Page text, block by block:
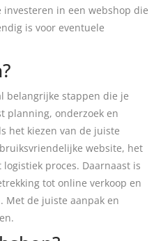
in een webshop die
is voor eventuele
belangrijke stappen die je
planning, onderzoek en
het kiezen van de juiste
website, het
proces. Daarnaast is
tot online verkoop en
Met de juiste aanpak en